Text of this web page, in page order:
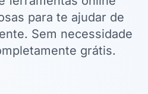
para te ajudar de
Sem necessidade
grátis.